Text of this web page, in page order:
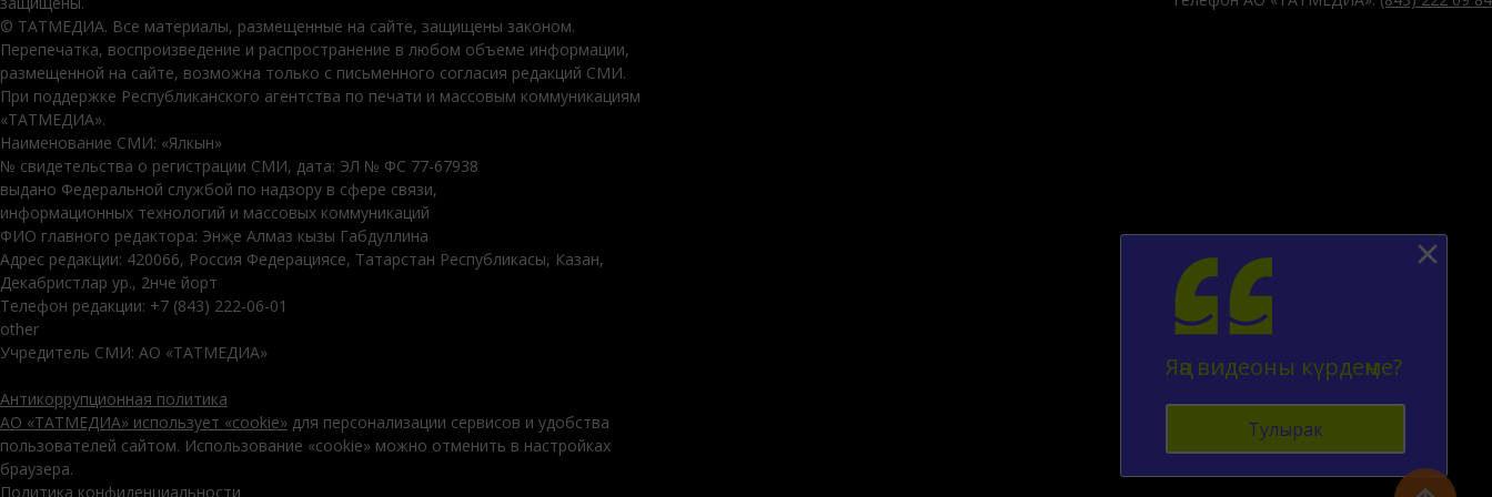
© ТАТМЕДИА. Все материалы, размещенные на сайте, защищены законом.
Перепечатка, воспроизведение и распространение в любом объеме информации,
размещенной на сайте, возможна только с письменного согласия редакций СМИ.
При поддержке Республиканского агентства по печати и массовым коммуникациям
«ТАТМЕДИА».
Наименование СМИ: «Ялкын»
№ свидетельства о регистрации СМИ, дата: ЭЛ № ФС 77-67938
выдано Федеральной службой по надзору в сфере связи,
информационных технологий и массовых коммуникаций
ФИО главного редактора: Энҗе Алмаз кызы Габдуллина
Адрес редакции: 420066, Россия Федерациясе, Татарстан Республикасы, Казан,
Декабристлар ур., 2нче йорт
Телефон редакции: +7 (843) 222-06-01
other
Учредитель СМИ: АО «ТАТМЕДИА»
Антикоррупционная политика
АО «ТАТМЕДИА» использует «cookie» для персонализации сервисов и удобства
пользователей сайтом. Использование «cookie» можно отменить в настройках
браузера.
Политика конфиденциальности
Яңа видеоны күрдеңме?
Тулырак